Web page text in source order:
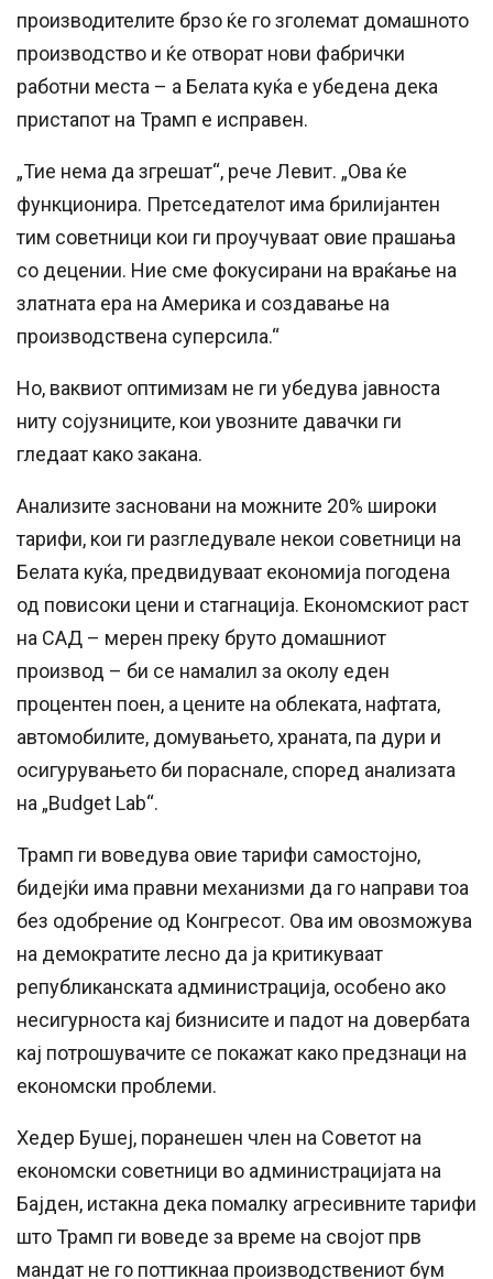
производителите брзо ќе го зголемат домашното
производство и ќе отворат нови фабрички
работни места – а Белата куќа е убедена дека
пристапот на Трамп е исправен.
„Тие нема да згрешат“, рече Левит. „Ова ќе
функционира. Претседателот има брилијантен
тим советници кои ги проучуваат овие прашања
со децении. Ние сме фокусирани на враќање на
златната ера на Америка и создавање на
производствена суперсила.“
Но, ваквиот оптимизам не ги убедува јавноста
ниту сојузниците, кои увозните давачки ги
гледаат како закана.
Анализите засновани на можните 20% широки
тарифи, кои ги разгледувале некои советници на
Белата куќа, предвидуваат економија погодена
од повисоки цени и стагнација. Економскиот раст
на САД – мерен преку бруто домашниот
производ – би се намалил за околу еден
процентен поен, а цените на облеката, нафтата,
автомобилите, домувањето, храната, па дури и
осигурувањето би пораснале, според анализата
на „Budget Lab“.
Трамп ги воведува овие тарифи самостојно,
бидејќи има правни механизми да го направи тоа
без одобрение од Конгресот. Ова им овозможува
на демократите лесно да ја критикуваат
републиканската администрација, особено ако
несигурноста кај бизнисите и падот на довербата
кај потрошувачите се покажат како предзнаци на
економски проблеми.
Хедер Бушеј, поранешен член на Советот на
економски советници во администрацијата на
Бајден, истакна дека помалку агресивните тарифи
што Трамп ги воведе за време на својот прв
мандат не го поттикнаа производствениот бум